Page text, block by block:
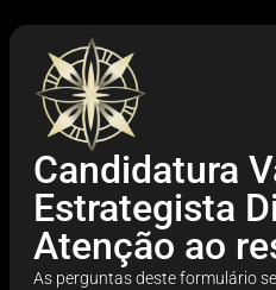
Candidatura
Estrategista
Atenção ao
As perguntas deste formulário